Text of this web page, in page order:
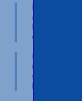
No es
a exportar
físicamente
control.
Permite la
ser